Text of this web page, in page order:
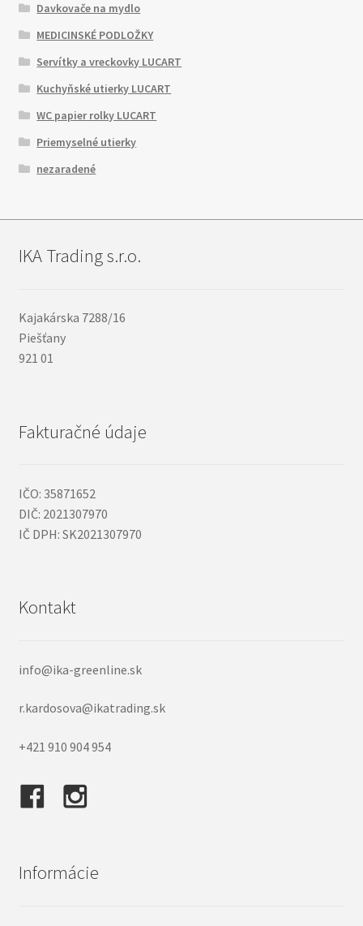
Davkovače na mydlo
MEDICINSKÉ PODLOŽKY
Servítky a vreckovky LUCART
Kuchyňské utierky LUCART
WC papier rolky LUCART
Priemyselné utierky
nezaradené
IKA Trading s.r.o.
Kajakárska 7288/16
Piešťany
921 01
Fakturačné údaje
IČO: 35871652
DIČ: 2021307970
IČ DPH: SK2021307970
Kontakt
info@ika-greenline.sk
r.kardosova@ikatrading.sk
+421 910 904 954
Informácie